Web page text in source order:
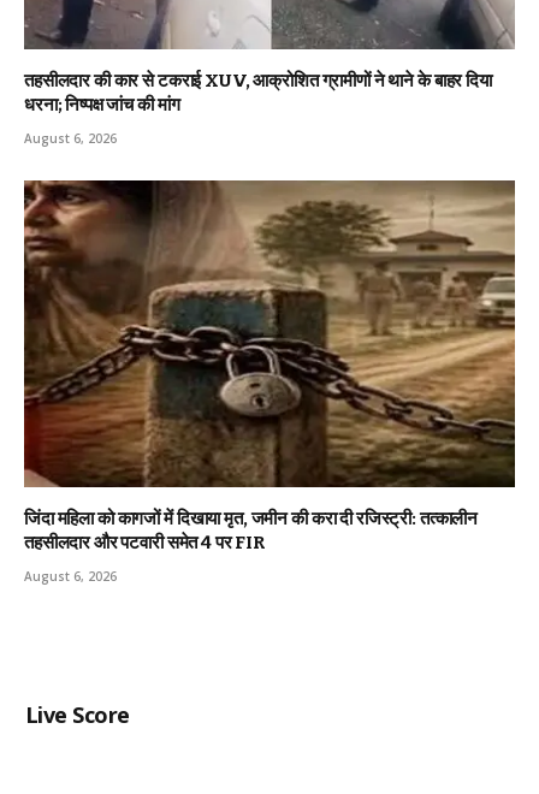
तहसीलदार की कार से टकराई XUV, आक्रोशित ग्रामीणों ने थाने के बाहर दिया
धरना; निष्पक्ष जांच की मांग
August 6, 2026
जिंदा महिला को कागजों में दिखाया मृत, जमीन की करा दी रजिस्ट्री: तत्कालीन
तहसीलदार और पटवारी समेत 4 पर FIR
August 6, 2026
Live Score